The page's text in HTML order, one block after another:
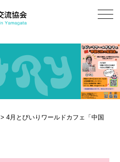
>4月とびいりワールドカフェ「中国